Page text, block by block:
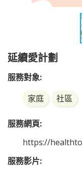
延續愛計劃
服務對象:
家庭
社區
服務網頁:
https://
服務影片: